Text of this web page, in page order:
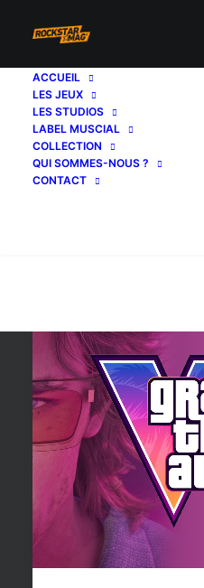
ACCUEIL
LES JEUX
LES STUDIOS
LABEL MUSCIAL
COLLECTION
QUI SOMMES-NOUS ?
CONTACT
Grand